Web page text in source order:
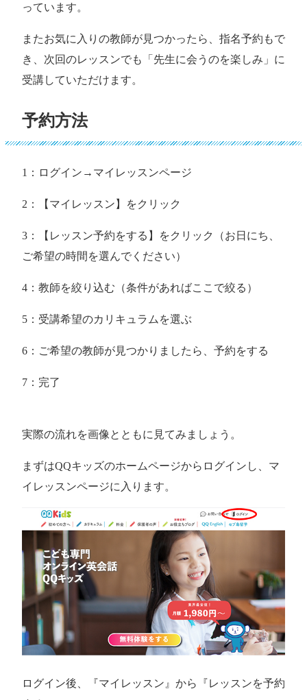
っています。
またお気に入りの教師が見つかったら、指名予約もで
き、次回のレッスンでも「先生に会うのを楽しみ」に
受講していただけます。
予約方法
1：ログイン→マイレッスンページ
2：【マイレッスン】をクリック
3：【レッスン予約をする】をクリック（お日にち、
ご希望の時間を選んでください）
4：教師を絞り込む（条件があればここで絞る）
5：受講希望のカリキュラムを選ぶ
6：ご希望の教師が見つかりましたら、予約をする
7：完了
実際の流れを画像とともに見てみましょう。
まずはQQキッズのホームページからログインし、マ
イレッスンページに入ります。
ログイン後、『マイレッスン』から
『レッスンを予約